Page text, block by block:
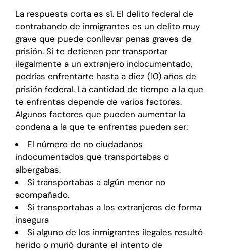
La respuesta corta es sí. El delito federal de
contrabando de inmigrantes es un delito muy
grave que puede conllevar penas graves de
prisión. Si te detienen por transportar
ilegalmente a un extranjero indocumentado,
podrías enfrentarte hasta a diez (10) años de
prisión federal. La cantidad de tiempo a la que
te enfrentas depende de varios factores.
Algunos factores que pueden aumentar la
condena a la que te enfrentas pueden ser:
El número de no ciudadanos
indocumentados que transportabas o
albergabas.
Si transportabas a algún menor no
acompañado.
Si transportabas a los extranjeros de forma
insegura
Si alguno de los inmigrantes ilegales resultó
herido o murió durante el intento de